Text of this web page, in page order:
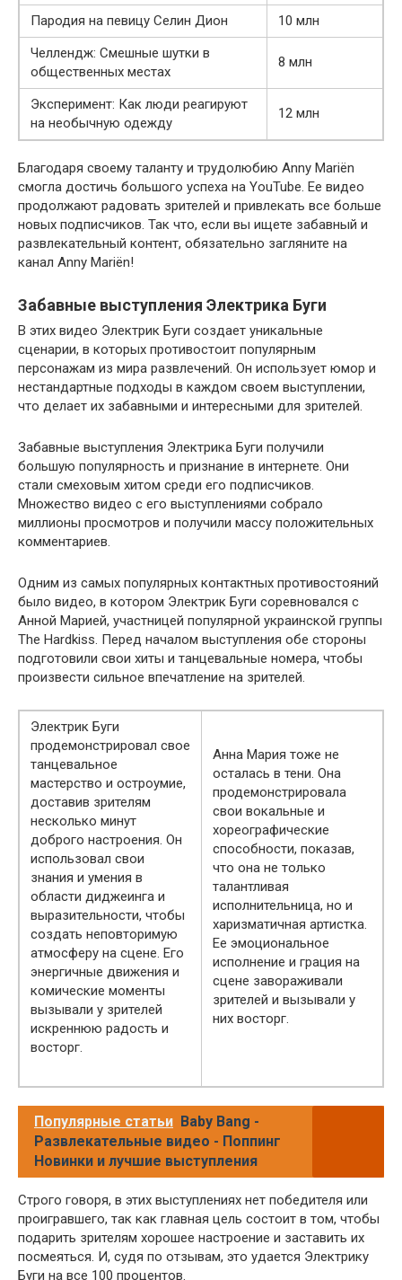
Пародия на певицу Селин Дион
10 млн
Челлендж: Смешные шутки в
общественных местах
8 млн
Эксперимент: Как люди реагируют
на необычную одежду
12 млн
Благодаря своему таланту и трудолюбию Anny Mariën
смогла достичь большого успеха на YouTube. Ее видео
продолжают радовать зрителей и привлекать все больше
новых подписчиков. Так что, если вы ищете забавный и
развлекательный контент, обязательно загляните на
канал Anny Mariën!
Забавные выступления Электрика Буги
В этих видео Электрик Буги создает уникальные
сценарии, в которых противостоит популярным
персонажам из мира развлечений. Он использует юмор и
нестандартные подходы в каждом своем выступлении,
что делает их забавными и интересными для зрителей.
Забавные выступления Электрика Буги получили
большую популярность и признание в интернете. Они
стали смеховым хитом среди его подписчиков.
Множество видео с его выступлениями собрало
миллионы просмотров и получили массу положительных
комментариев.
Одним из самых популярных контактных противостояний
было видео, в котором Электрик Буги соревновался с
Анной Марией, участницей популярной украинской группы
The Hardkiss. Перед началом выступления обе стороны
подготовили свои хиты и танцевальные номера, чтобы
произвести сильное впечатление на зрителей.
Электрик Буги
продемонстрировал свое
танцевальное
мастерство и остроумие,
доставив зрителям
несколько минут
доброго настроения. Он
использовал свои
знания и умения в
области диджеинга и
выразительности, чтобы
создать неповторимую
атмосферу на сцене. Его
энергичные движения и
комические моменты
вызывали у зрителей
искреннюю радость и
восторг.
Анна Мария тоже не
осталась в тени. Она
продемонстрировала
свои вокальные и
хореографические
способности, показав,
что она не только
талантливая
исполнительница, но и
харизматичная артистка.
Ее эмоциональное
исполнение и грация на
сцене завораживали
зрителей и вызывали у
них восторг.
Популярные статьи Baby Bang -
Развлекательные видео - Поппинг
Новинки и лучшие выступления
Строго говоря, в этих выступлениях нет победителя или
проигравшего, так как главная цель состоит в том, чтобы
подарить зрителям хорошее настроение и заставить их
посмеяться. И, судя по отзывам, это удается Электрику
Буги на все 100 процентов.